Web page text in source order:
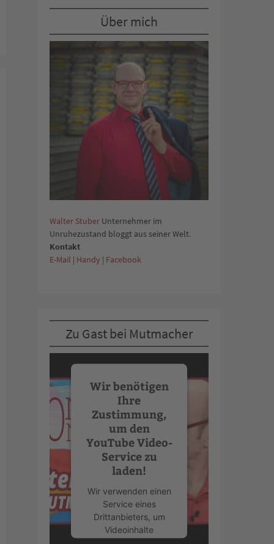
Über mich
Walter Stuber Unternehmer im
Unruhezustand bloggt aus seiner Welt.
Kontakt
E-Mail | Handy | Facebook
Zu Gast bei Mutmacher
Wir benötigen
Ihre
Zustimmung,
um den
YouTube Video-
Service zu
laden!
Wir verwenden einen
Service eines
Drittanbieters, um
Videoinhalte